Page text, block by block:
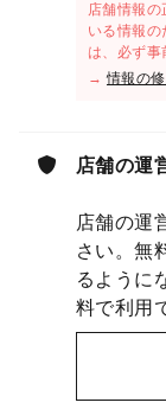
店舗情報
いる情報
は、必ず事
→情報の
店舗の運
店舗の運
さい。無
るように
料で利用